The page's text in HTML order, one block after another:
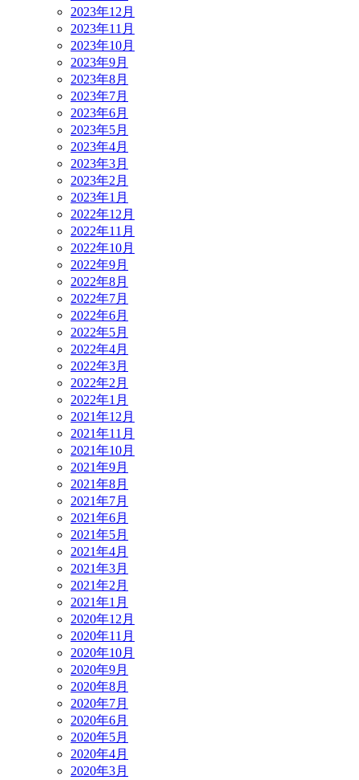
2023年12月
2023年11月
2023年10月
2023年9月
2023年8月
2023年7月
2023年6月
2023年5月
2023年4月
2023年3月
2023年2月
2023年1月
2022年12月
2022年11月
2022年10月
2022年9月
2022年8月
2022年7月
2022年6月
2022年5月
2022年4月
2022年3月
2022年2月
2022年1月
2021年12月
2021年11月
2021年10月
2021年9月
2021年8月
2021年7月
2021年6月
2021年5月
2021年4月
2021年3月
2021年2月
2021年1月
2020年12月
2020年11月
2020年10月
2020年9月
2020年8月
2020年7月
2020年6月
2020年5月
2020年4月
2020年3月